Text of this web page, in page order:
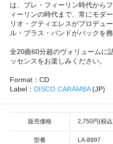
は、プレ・フィーリン時代から
ィーリンの時代まで、常にモダ
リオ・グティエレスがプロデュ
ル・ブラス・バンドがバックを務
全20曲60分超のヴォリュームに
ッセンスをお楽しみください。
Format：CD
Label： DISCO CARAMBA(JP)
販売価格 2,750円(税
型番 LA-8997